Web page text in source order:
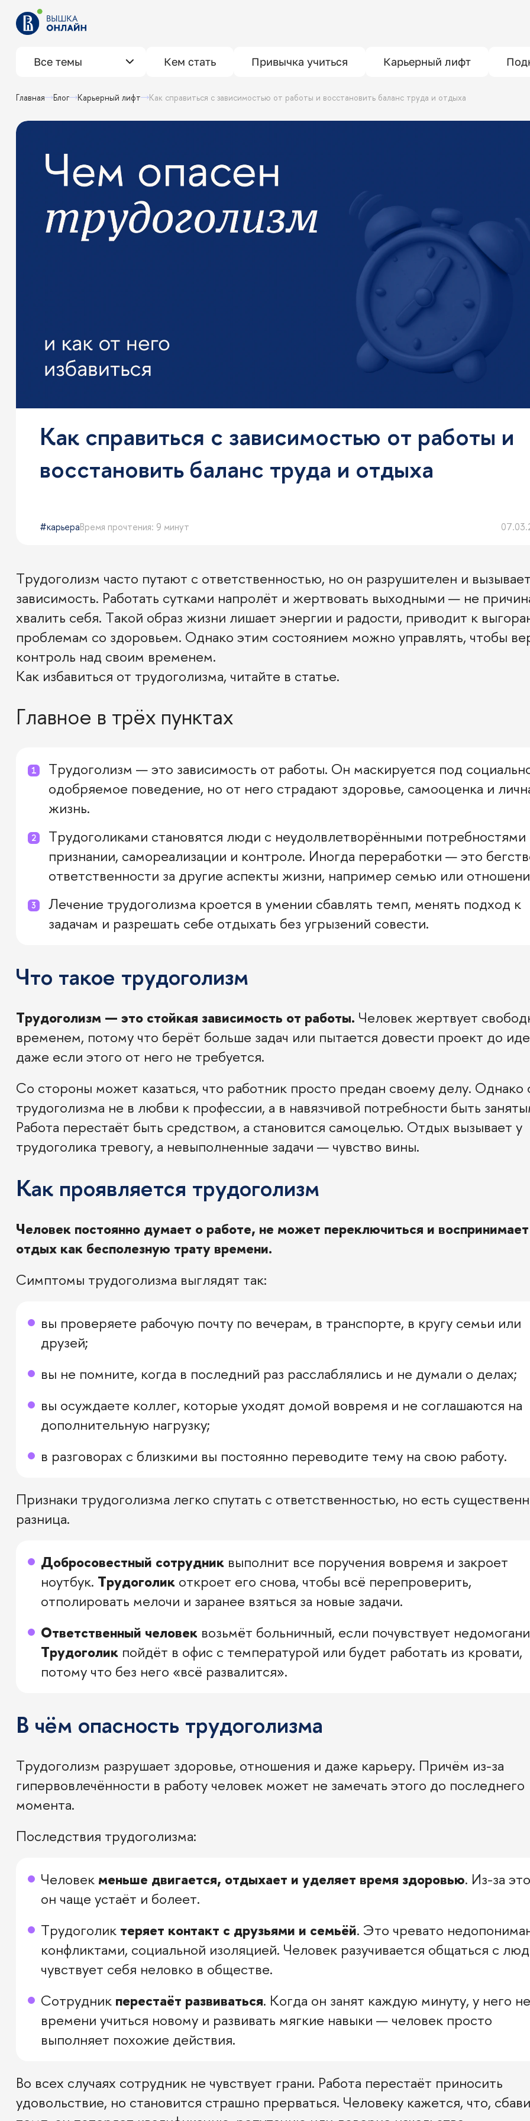
Все темы Кем стать Привычка учиться Карьерный лифт
Главная Блог Карьерный лифт Как справиться с зависимостью от работы и восстановить баланс труда и отдыха
Как справиться с зависимостью от работы и
восстановить баланс труда и отдыха
карьераВремя прочтения: 9 минут
Трудоголизм часто путают с ответственностью, но он разрушителен и
зависимость. Работать сутками напролёт и жертвовать выходными — не
хвалить себя. Такой образ жизни лишает энергии и радости, приводит к
проблемам со здоровьем. Однако этим состоянием можно управлять, чтобы
контроль над своим временем.
Как избавиться от трудоголизма, читайте в статье.
Главное в трёх пунктах
Трудоголизм — это зависимость от работы. Он маскируется под
одобряемое поведение, но от него страдают здоровье, самооценка и
жизнь.
Трудоголиками становятся люди с неудолвлетворёнными потребностями
признании, самореализации и контроле. Иногда переработки — это
ответственности за другие аспекты жизни, например семью или
Лечение трудоголизма кроется в умении сбавлять темп, менять подход к
задачам и разрешать себе отдыхать без угрызений совести.
Что такое трудоголизм
Трудоголизм — это стойкая зависимость от работы. Человек жертвует
временем, потому что берёт больше задач или пытается довести проект до
даже если этого от него не требуется.
Со стороны может казаться, что работник просто предан своему делу. Однако
трудоголизма не в любви к профессии, а в навязчивой потребности быть
Работа перестаёт быть средством, а становится самоцелью. Отдых вызывает у
трудоголика тревогу, а невыполненные задачи — чувство вины.
Как проявляется трудоголизм
Человек постоянно думает о работе, не может переключиться и воспринимает
отдых как бесполезную трату времени.
Симптомы трудоголизма выглядят так:
вы проверяете рабочую почту по вечерам, в транспорте, в кругу семьи или
друзей;
вы не помните, когда в последний раз расслаблялись и не думали о делах;
вы осуждаете коллег, которые уходят домой вовремя и не соглашаются на
дополнительную нагрузку;
в разговорах с близкими вы постоянно переводите тему на свою работу.
Признаки трудоголизма легко спутать с ответственностью, но есть
разница.
Добросовестный сотрудник выполнит все поручения вовремя и закроет
ноутбук. Трудоголик откроет его снова, чтобы всё перепроверить,
отполировать мелочи и заранее взяться за новые задачи.
Ответственный человек возьмёт больничный, если почувствует
Трудоголик пойдёт в офис с температурой или будет работать из кровати,
потому что без него «всё развалится».
В чём опасность трудоголизма
Трудоголизм разрушает здоровье, отношения и даже карьеру. Причём из-за
гипервовлечённости в работу человек может не замечать этого до последнего
момента.
Последствия трудоголизма:
Человек меньше двигается, отдыхает и уделяет время здоровью. Из-за
он чаще устаёт и болеет.
Трудоголик теряет контакт с друзьями и семьёй. Это чревато
конфликтами, социальной изоляцией. Человек разучивается общаться с
чувствует себя неловко в обществе.
Сотрудник перестаёт развиваться. Когда он занят каждую минуту, у него
времени учиться новому и развивать мягкие навыки — человек просто
выполняет похожие действия.
Во всех случаях сотрудник не чувствует грани. Работа перестаёт приносить
удовольствие, но становится страшно прерваться. Человеку кажется, что,